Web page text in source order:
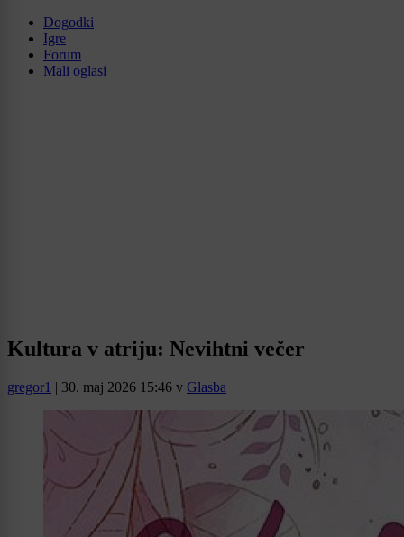
Dogodki
Igre
Forum
Mali oglasi
Kultura v atriju: Nevihtni večer
gregor1 | 30. maj 2026 15:46 v Glasba